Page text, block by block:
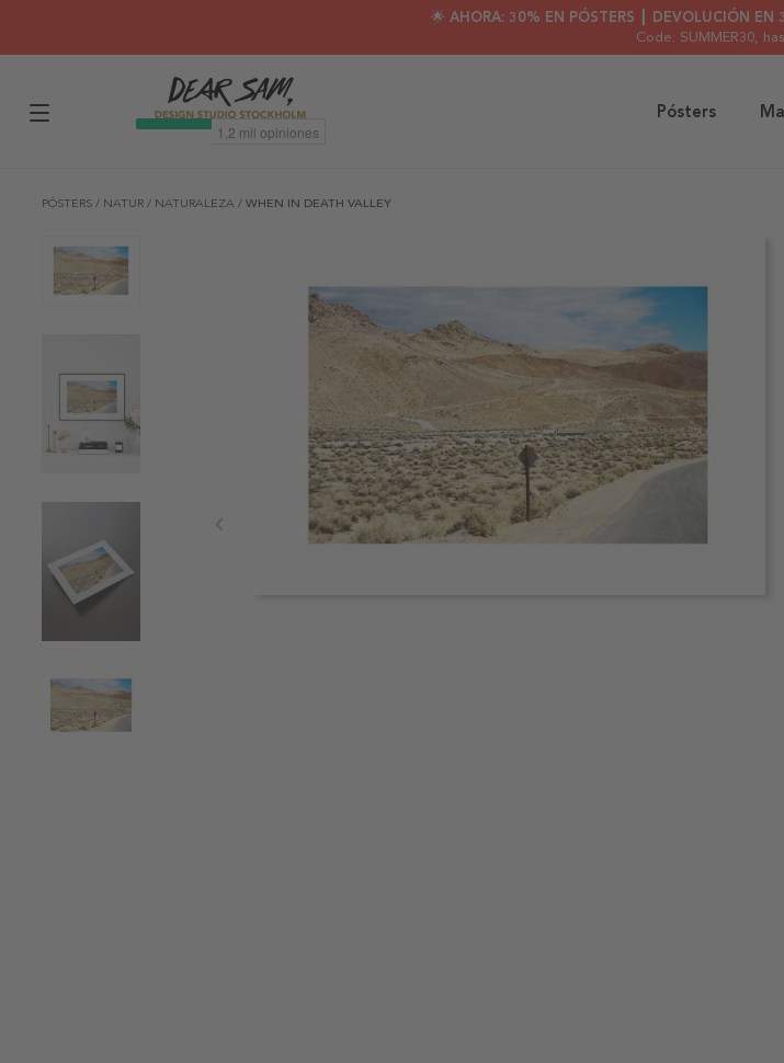
🌟 AHORA: 30% EN PÓSTERS ┃ DEVOLUCIÓN EN
Code: SUMMER30,
Pósters
PÓSTERS / NATUR / NATURALEZA / WHEN IN DEATH VALLEY